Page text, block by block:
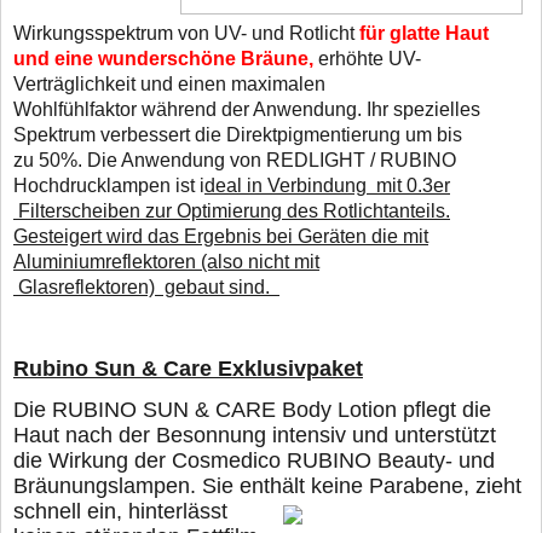
Wirkungsspektrum von UV- und Rotlichtfür glatte Haut
und eine wunderschöne Bräune, erhöhte UV-
Verträglichkeit und einen maximalen
Wohlfühlfaktor während der Anwendung. Ihr spezielles
Spektrum verbessert die Direktpigmentierung um bis
zu 50%. Die Anwendung von REDLIGHT / RUBINO
Hochdrucklampen ist ideal in Verbindung mit 0.3er
Filterscheiben zur Optimierung des Rotlichtanteils.
Gesteigert wird das Ergebnis bei Geräten die mit
Aluminiumreflektoren (also nicht mit
Glasreflektoren) gebaut sind.
Rubino Sun & Care Exklusivpaket
Die RUBINO SUN & CARE Body Lotion pflegt die
Haut nach der Besonnung intensiv und unterstützt
die Wirkung der Cosmedico RUBINO Beauty- und
Bräunungslampen. Sie enthält keine Parabene, zieht
schnell ein, hinterlässt